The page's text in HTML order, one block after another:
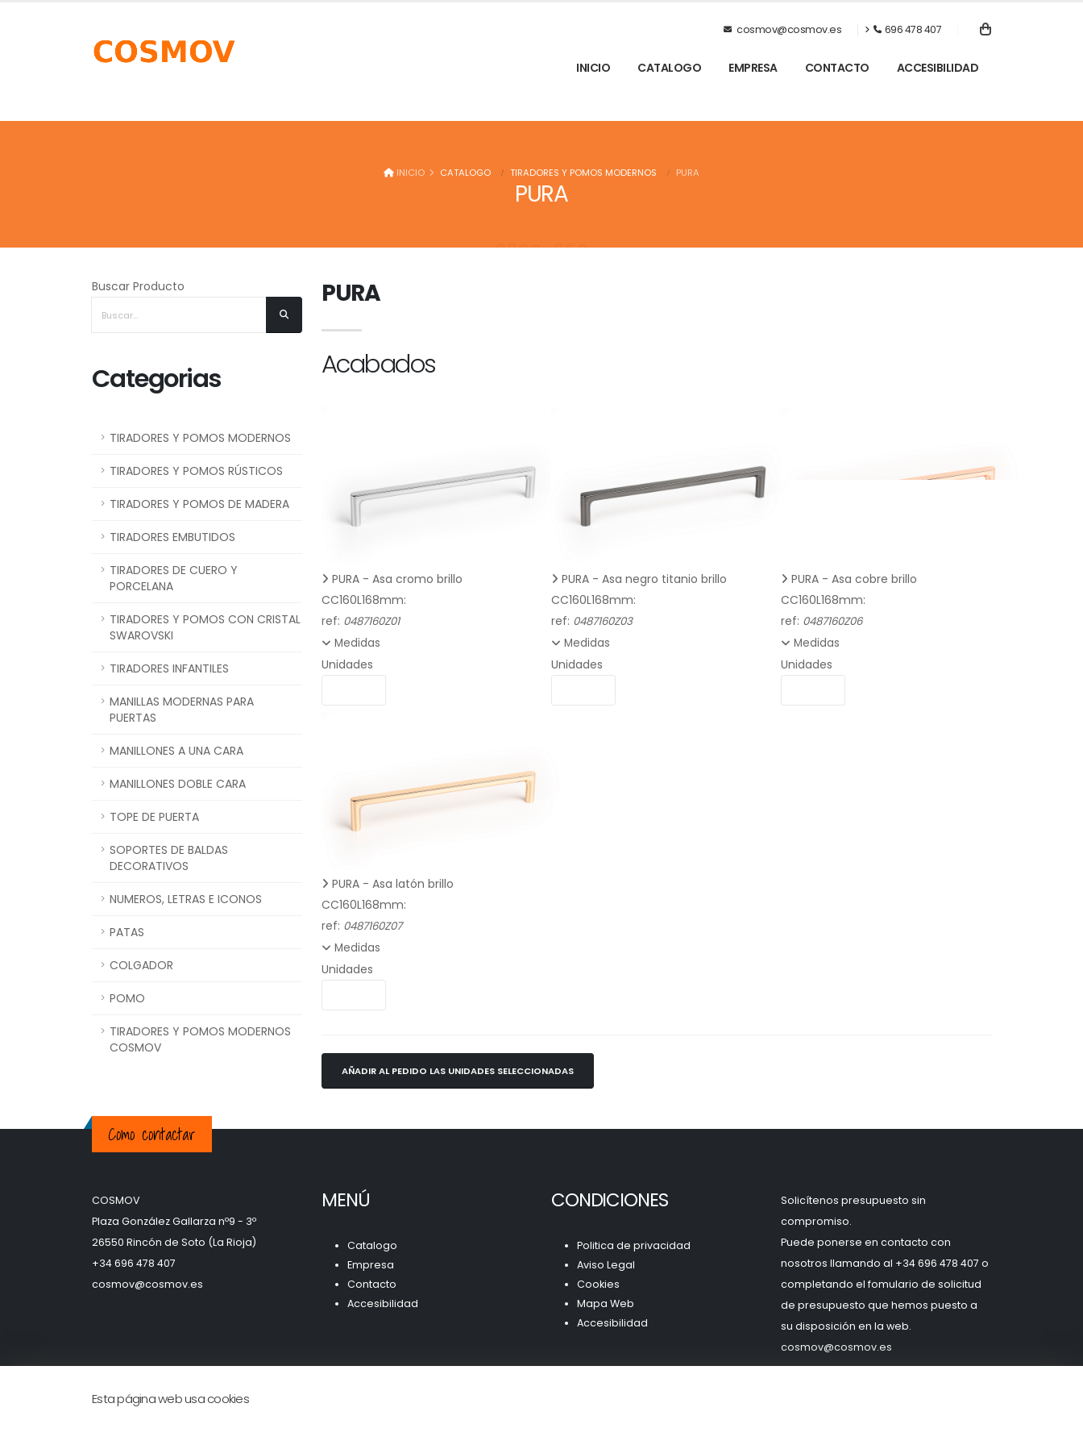
cosmov@cosmov.es 696 478 407
INICIO CATALOGO EMPRESA CONTACTO ACCESIBILIDAD
PURA
INICIO CATALOGO TIRADORES Y POMOS MODERNOS PURA
Buscar Producto
Categorias
TIRADORES Y POMOS MODERNOS
TIRADORES Y POMOS RÚSTICOS
TIRADORES Y POMOS DE MADERA
TIRADORES EMBUTIDOS
TIRADORES DE CUERO Y
PORCELANA
TIRADORES Y POMOS CON CRISTAL
SWAROVSKI
TIRADORES INFANTILES
MANILLAS MODERNAS PARA
PUERTAS
MANILLONES A UNA CARA
MANILLONES DOBLE CARA
TOPE DE PUERTA
SOPORTES DE BALDAS
DECORATIVOS
NUMEROS, LETRAS E ICONOS
PATAS
COLGADOR
POMO
TIRADORES Y POMOS MODERNOS
COSMOV
PURA
Acabados
PURA - Asa cromo brillo
CC160L168mm:
ref: 0487160Z01
Medidas
Unidades
PURA - Asa negro titanio brillo
CC160L168mm:
ref: 0487160Z03
Medidas
Unidades
PURA - Asa cobre brillo
CC160L168mm:
ref: 0487160Z06
Medidas
Unidades
PURA - Asa latón brillo
CC160L168mm:
ref: 0487160Z07
Medidas
Unidades
AÑADIR AL PEDIDO LAS UNIDADES SELECCIONADAS
Como contactar
COSMOV
Plaza González Gallarza nº9 - 3º
26550 Rincón de Soto (La Rioja)
+34 696 478 407
cosmov@cosmov.es
MENÚ
Catalogo
Empresa
Contacto
Accesibilidad
CONDICIONES
Politica de privacidad
Aviso Legal
Cookies
Mapa Web
Accesibilidad
Solicítenos presupuesto sin
compromiso.
Puede ponerse en contacto con
nosotros llamando al +34 696 478 407 o
completando el fomulario de solicitud
de presupuesto que hemos puesto a
su disposición en la web.
cosmov@cosmov.es
Esta página web usa cookies